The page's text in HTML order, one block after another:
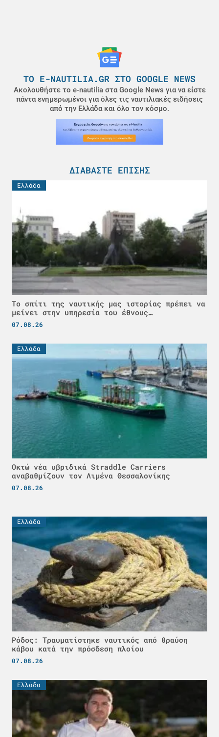
ΤΟ E-NAUTILIA.GR ΣΤΟ GOOGLE NEWS
Ακολουθήστε το e-nautilia στα Google News για να είστε
πάντα ενημερωμένοι για όλες τις ναυτιλιακές ειδήσεις
από την Ελλάδα και όλο τον κόσμο.
ΔΙΑΒΆΣΤΕ ΕΠΊΣΗΣ
Ελλάδα
Το σπίτι της ναυτικής μας ιστορίας πρέπει να
μείνει στην υπηρεσία του έθνους…
07.08.26
Ελλάδα
Οκτώ νέα υβριδικά Straddle Carriers
αναβαθμίζουν τον Λιμένα Θεσσαλονίκης
07.08.26
Ελλάδα
Ρόδος: Τραυματίστηκε ναυτικός από θραύση
κάβου κατά την πρόσδεση πλοίου
07.08.26
Ελλάδα